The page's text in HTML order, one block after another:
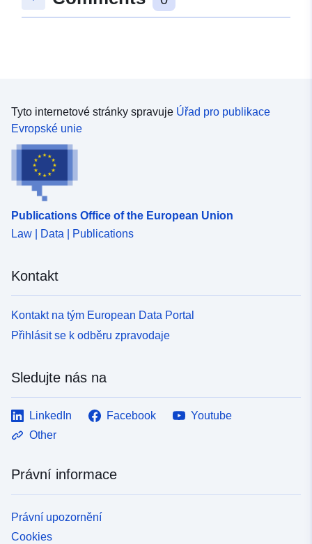
48.4890449 ], [ 9.9874256,
uriRef:
http://data.europa.eu/88u/dataset/
Tyto internetové stránky spravuje Úřad pro publikace
Evropské unie
Publications Office of the European Union
Law | Data | Publications
Kontakt
Kontakt na tým European Data Portal
Přihlásit se k odběru zpravodaje
Sledujte nás na
LinkedIn Facebook
Youtube
Other
Právní informace
Právní upozornění
Cookies